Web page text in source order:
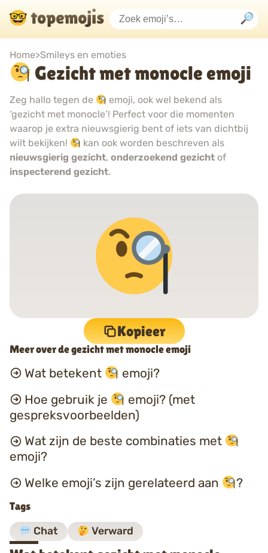
Home>Smileys en emoties
Gezicht met monocle emoji
Zeg hallo tegen de
emoji, ook wel bekend als
‘gezicht met monocle’! Perfect voor die momenten
waarop je extra nieuwsgierig bent of iets van dichtbij
wilt bekijken!
kan ook worden beschreven als
nieuwsgierig gezicht, onderzoekend gezicht of
inspecterend gezicht.
Kopieer
Meer over de gezicht met monocle emoji
Wat betekent
emoji?
Hoe gebruik je
emoji? (met
gespreksvoorbeelden)
Wat zijn de beste combinaties met
emoji?
Welke emoji’s zijn gerelateerd aan
?
Tags
Chat Verward